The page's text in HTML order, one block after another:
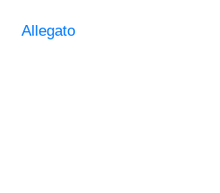
Allegato